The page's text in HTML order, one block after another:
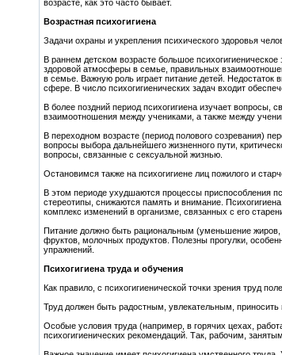
возрасте, как это часто бывает.
Возрастная психогигиена
Задачи охраны и укрепления психического здоровья
В раннем детском возрасте большое
здоровой атмосферы в семье, правильных
в семье. Важную роль играет питание детей. Недостаток
сфере. В число психогигиенических задач входит
В более поздний период психогигиена изучает
взаимоотношения между учениками, а также между
В переходном возрасте (период полового созревания)
вопросы выбора дальнейшего жизненного пути,
вопросы, связанные с сексуальной жизнью.
Остановимся также на психогигиене лиц пожилого и
В этом периоде ухудшаются процессы приспособления
стереотипы, снижаются память и внимание. Психогигиена
комплекс изменений в организме, связанных с его
Питание должно быть рациональным (уменьшение
фруктов, молочных продуктов. Полезны прогулки,
упражнений.
Психогигиена труда и обучения
Как правило, с психогигиенической точки зрения труд
Труд должен быть радостным, увлекательным,
Особые условия труда (например, в горячих цехах,
психогигиенических рекомендаций. Так, рабочим,